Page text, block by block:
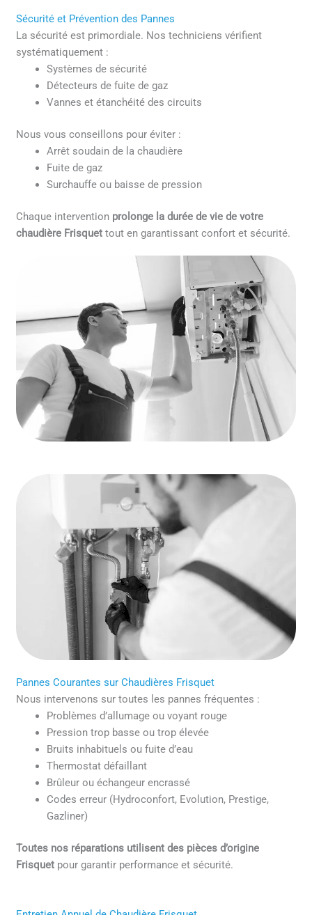
Sécurité et Prévention des Pannes
La sécurité est primordiale. Nos techniciens vérifient
systématiquement :
Systèmes de sécurité
Détecteurs de fuite de gaz
Vannes et étanchéité des circuits
Nous vous conseillons pour éviter :
Arrêt soudain de la chaudière
Fuite de gaz
Surchauffe ou baisse de pression
Chaque intervention prolonge la durée de vie de votre
chaudière Frisquet tout en garantissant confort et sécurité.
Pannes Courantes sur Chaudières Frisquet
Nous intervenons sur toutes les pannes fréquentes :
Problèmes d’allumage ou voyant rouge
Pression trop basse ou trop élevée
Bruits inhabituels ou fuite d’eau
Thermostat défaillant
Brûleur ou échangeur encrassé
Codes erreur (Hydroconfort, Evolution, Prestige,
Gazliner)
Toutes nos réparations utilisent des pièces d’origine
Frisquet pour garantir performance et sécurité.